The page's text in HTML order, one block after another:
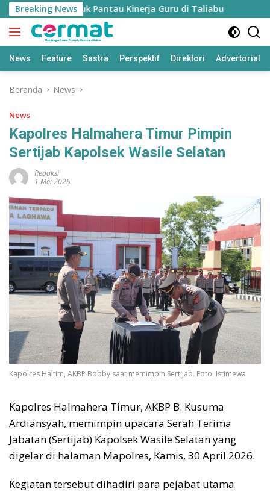
Langsung
ke
konten
Breaking News
Disiapkan untuk Pantau Kinerja Guru di Taliabu
News Feature Sastra Perspektif Direktori Advertorial
Beranda News
News
Kapolres Halmahera Timur Pimpin
Sertijab Kapolsek Wasile Selatan
Redaksi
1 Mei 2026
Kapolres Haltim, AKBP Bobby saat memimpin Sertijab. Foto: Istimewa
Kapolres Halmahera Timur, AKBP B. Kusuma
Ardiansyah, memimpin upacara Serah Terima
Jabatan (Sertijab) Kapolsek Wasile Selatan yang
digelar di halaman Mapolres, Kamis, 30 April 2026.
Kegiatan tersebut dihadiri para pejabat utama